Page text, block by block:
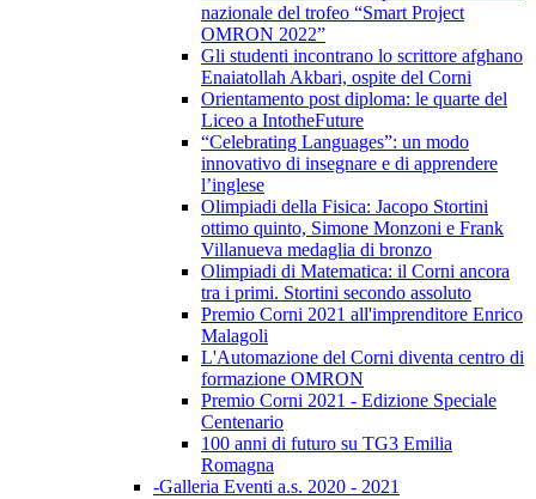
nazionale del trofeo “Smart Project
OMRON 2022”
Gli studenti incontrano lo scrittore afghano
Enaiatollah Akbari, ospite del Corni
Orientamento post diploma: le quarte del
Liceo a IntotheFuture
“Celebrating Languages”: un modo
innovativo di insegnare e di apprendere
l’inglese
Olimpiadi della Fisica: Jacopo Stortini
ottimo quinto, Simone Monzoni e Frank
Villanueva medaglia di bronzo
Olimpiadi di Matematica: il Corni ancora
tra i primi. Stortini secondo assoluto
Premio Corni 2021 all'imprenditore Enrico
Malagoli
L'Automazione del Corni diventa centro di
formazione OMRON
Premio Corni 2021 - Edizione Speciale
Centenario
100 anni di futuro su TG3 Emilia
Romagna
-Galleria Eventi a.s. 2020 - 2021